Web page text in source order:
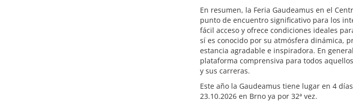
En resumen, la Feria Gaudeamus en el
punto de encuentro significativo para los
fácil acceso y ofrece condiciones ideales
sí es conocido por su atmósfera dinámica,
estancia agradable e inspiradora. En
plataforma comprensiva para todos
y sus carreras.
Este año la Gaudeamus tiene lugar en 4
23.10.2026 en Brno ya por 32ª vez.